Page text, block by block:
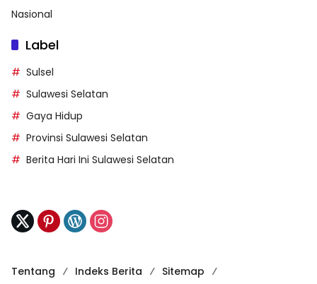
Nasional
Label
Sulsel
Sulawesi Selatan
Gaya Hidup
Provinsi Sulawesi Selatan
Berita Hari Ini Sulawesi Selatan
Tentang Indeks Berita
Sitemap